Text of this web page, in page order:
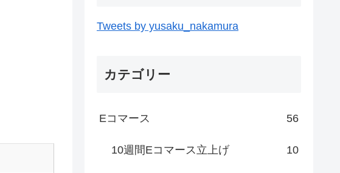
Tweets by yusaku_nakamura
カテゴリー
Eコマース 56
10週間Eコマース立上げ 10